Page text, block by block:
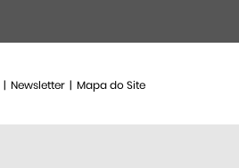
Newsletter Mapa do Site